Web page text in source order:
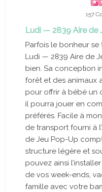
157
Ludi — 2839 Aire de
Parfois le bonheur
Ludi — 2839 Aire de
bien. Sa conception
forêt et des animaux
pour offrir à bébé un
il pourra jouer en
préférés. Facile à
de transport fourni à
de Jeu Pop-Up
structure légère et
pouvez ainsi
de vos week-ends,
famille avec votre